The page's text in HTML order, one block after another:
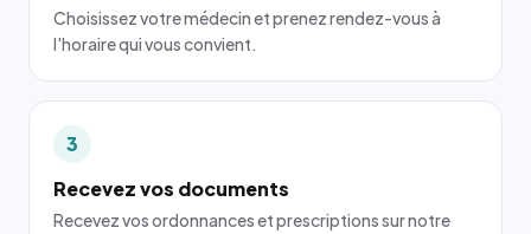
Choisissez votre médecin et prenez rendez-vous à
l'horaire qui vous convient.
3
Recevez vos documents
Recevez vos ordonnances et prescriptions sur notre